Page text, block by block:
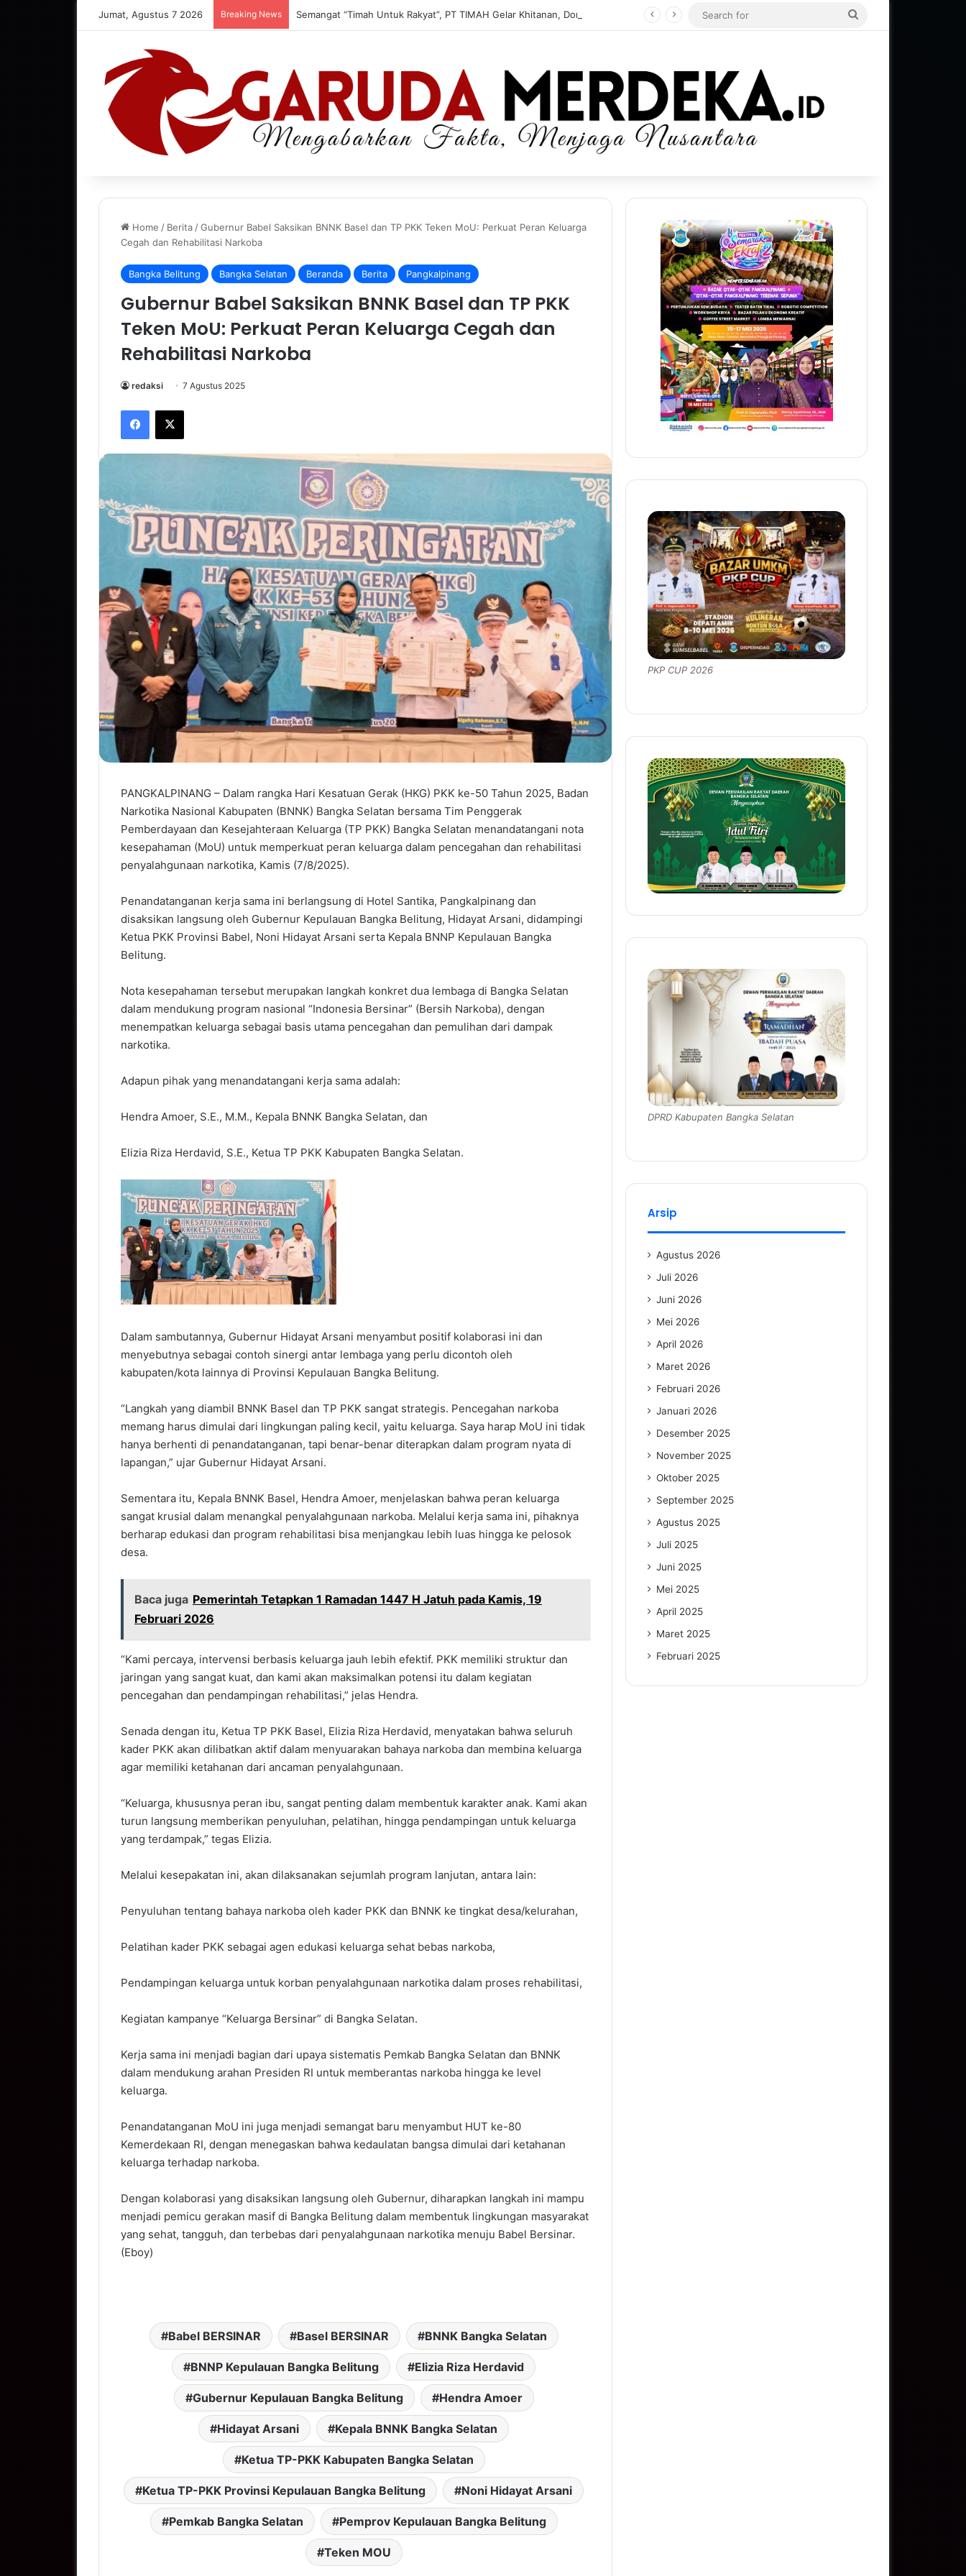
Jumat, Agustus 7 2026 Breaking News
Home / Berita /Gubernur Babel Saksikan BNNK Basel dan TP PKK Teken MoU: Perkuat Peran Keluarga
Cegah dan Rehabilitasi Narkoba
Bangka Belitung Bangka Selatan Beranda Berita Pangkalpinang
Gubernur Babel Saksikan BNNK Basel dan TP PKK
Teken MoU: Perkuat Peran Keluarga Cegah dan
Rehabilitasi Narkoba
redaksi 7 Agustus 2025
Facebook
X
PANGKALPINANG – Dalam rangka Hari Kesatuan Gerak (HKG) PKK ke-50 Tahun 2025, Badan
Narkotika Nasional Kabupaten (BNNK) Bangka Selatan bersama Tim Penggerak
Pemberdayaan dan Kesejahteraan Keluarga (TP PKK) Bangka Selatan menandatangani nota
kesepahaman (MoU) untuk memperkuat peran keluarga dalam pencegahan dan rehabilitasi
penyalahgunaan narkotika, Kamis (7/8/2025).
Penandatanganan kerja sama ini berlangsung di Hotel Santika, Pangkalpinang dan
disaksikan langsung oleh Gubernur Kepulauan Bangka Belitung, Hidayat Arsani, didampingi
Ketua PKK Provinsi Babel, Noni Hidayat Arsani serta Kepala BNNP Kepulauan Bangka
Belitung.
Nota kesepahaman tersebut merupakan langkah konkret dua lembaga di Bangka Selatan
dalam mendukung program nasional “Indonesia Bersinar” (Bersih Narkoba), dengan
menempatkan keluarga sebagai basis utama pencegahan dan pemulihan dari dampak
narkotika.
Adapun pihak yang menandatangani kerja sama adalah:
Hendra Amoer, S.E., M.M., Kepala BNNK Bangka Selatan, dan
Elizia Riza Herdavid, S.E., Ketua TP PKK Kabupaten Bangka Selatan.
Dalam sambutannya, Gubernur Hidayat Arsani menyambut positif kolaborasi ini dan
menyebutnya sebagai contoh sinergi antar lembaga yang perlu dicontoh oleh
kabupaten/kota lainnya di Provinsi Kepulauan Bangka Belitung.
“Langkah yang diambil BNNK Basel dan TP PKK sangat strategis. Pencegahan narkoba
memang harus dimulai dari lingkungan paling kecil, yaitu keluarga. Saya harap MoU ini tidak
hanya berhenti di penandatanganan, tapi benar-benar diterapkan dalam program nyata di
lapangan,” ujar Gubernur Hidayat Arsani.
Sementara itu, Kepala BNNK Basel, Hendra Amoer, menjelaskan bahwa peran keluarga
sangat krusial dalam menangkal penyalahgunaan narkoba. Melalui kerja sama ini, pihaknya
berharap edukasi dan program rehabilitasi bisa menjangkau lebih luas hingga ke pelosok
desa.
Baca juga Pemerintah Tetapkan 1 Ramadan 1447 H Jatuh pada Kamis, 19
Februari 2026
“Kami percaya, intervensi berbasis keluarga jauh lebih efektif. PKK memiliki struktur dan
jaringan yang sangat kuat, dan kami akan maksimalkan potensi itu dalam kegiatan
pencegahan dan pendampingan rehabilitasi,” jelas Hendra.
Senada dengan itu, Ketua TP PKK Basel, Elizia Riza Herdavid, menyatakan bahwa seluruh
kader PKK akan dilibatkan aktif dalam menyuarakan bahaya narkoba dan membina keluarga
agar memiliki ketahanan dari ancaman penyalahgunaan.
“Keluarga, khususnya peran ibu, sangat penting dalam membentuk karakter anak. Kami akan
turun langsung memberikan penyuluhan, pelatihan, hingga pendampingan untuk keluarga
yang terdampak,” tegas Elizia.
Melalui kesepakatan ini, akan dilaksanakan sejumlah program lanjutan, antara lain:
Penyuluhan tentang bahaya narkoba oleh kader PKK dan BNNK ke tingkat desa/kelurahan,
Pelatihan kader PKK sebagai agen edukasi keluarga sehat bebas narkoba,
Pendampingan keluarga untuk korban penyalahgunaan narkotika dalam proses rehabilitasi,
Kegiatan kampanye “Keluarga Bersinar” di Bangka Selatan.
Kerja sama ini menjadi bagian dari upaya sistematis Pemkab Bangka Selatan dan BNNK
dalam mendukung arahan Presiden RI untuk memberantas narkoba hingga ke level
keluarga.
Penandatanganan MoU ini juga menjadi semangat baru menyambut HUT ke-80
Kemerdekaan RI, dengan menegaskan bahwa kedaulatan bangsa dimulai dari ketahanan
keluarga terhadap narkoba.
Dengan kolaborasi yang disaksikan langsung oleh Gubernur, diharapkan langkah ini mampu
menjadi pemicu gerakan masif di Bangka Belitung dalam membentuk lingkungan masyarakat
yang sehat, tangguh, dan terbebas dari penyalahgunaan narkotika menuju Babel Bersinar.
(Eboy)
Babel BERSINAR Basel BERSINAR BNNK Bangka Selatan
BNNP Kepulauan Bangka Belitung Elizia Riza Herdavid
Gubernur Kepulauan Bangka Belitung Hendra Amoer
Hidayat Arsani Kepala BNNK Bangka Selatan
Ketua TP-PKK Kabupaten Bangka Selatan
Ketua TP-PKK Provinsi Kepulauan Bangka Belitung Noni Hidayat Arsani
Pemkab Bangka Selatan Pemprov Kepulauan Bangka Belitung
Teken MOU
PKP CUP 2026
DPRD Kabupaten Bangka Selatan
Arsip
Agustus 2026
Juli 2026
Juni 2026
Mei 2026
April 2026
Maret 2026
Februari 2026
Januari 2026
Desember 2025
November 2025
Oktober 2025
September 2025
Agustus 2025
Juli 2025
Juni 2025
Mei 2025
April 2025
Maret 2025
Februari 2025